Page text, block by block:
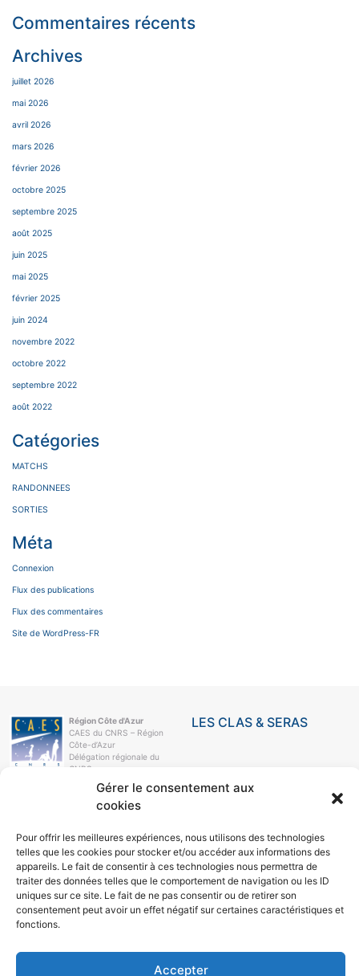
Gérer le consentement aux
cookies
Pour offrir les meilleures expériences, nous utilisons des technologies
telles que les cookies pour stocker et/ou accéder aux informations des
appareils. Le fait de consentir à ces technologies nous permettra de
traiter des données telles que le comportement de navigation ou les ID
uniques sur ce site. Le fait de ne pas consentir ou de retirer son
consentement peut avoir un effet négatif sur certaines caractéristiques et
fonctions.
Accepter
Commentaires récents
Archives
juillet 2026
mai 2026
avril 2026
mars 2026
février 2026
octobre 2025
septembre 2025
août 2025
juin 2025
mai 2025
février 2025
juin 2024
novembre 2022
octobre 2022
septembre 2022
août 2022
Catégories
MATCHS
RANDONNEES
SORTIES
Méta
Connexion
Flux des publications
Flux des commentaires
Site de WordPress-FR
Région Côte d'Azur
CAES du CNRS – Région
Côte-d’Azur
Délégation régionale du
CNRS
Campus Azur
250, rue Albert-Einstein
CS 10269
e-mail
04 93 95 78 21
LES CLAS & SERAS
LE CAES
LE CAES MAG
LE CAES DU CNRS